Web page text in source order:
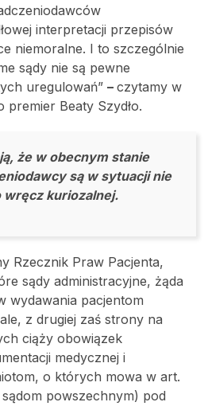
interpretacji przepisów
niemoralne. I to szczególnie
sądy nie są pewne
uregulowań” – czytamy w
premier Beaty Szydło.
że w obecnym stanie
są w sytuacji nie
wręcz kuriozalnej.
Rzecznik Praw Pacjenta,
sądy administracyjne, żąda
wydawania pacjentom
z drugiej zaś strony na
ciąży obowiązek
medycznej i
o których mowa w art.
powszechnym) pod